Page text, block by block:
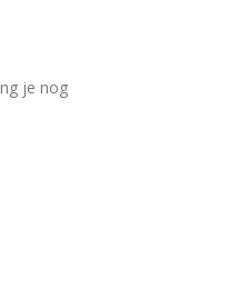
je nog